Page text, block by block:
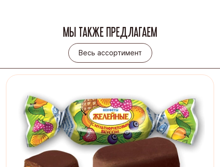
МЫ ТАКЖЕ ПРЕДЛАГАЕМ
Весь ассортимент
Весь ассортимент